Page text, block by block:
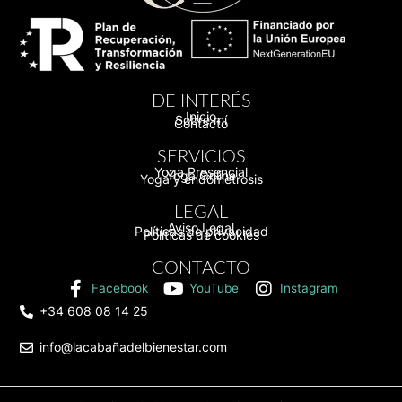
DE INTERÉS
Inicio
Sobre mí
Contacto
SERVICIOS
Yoga Presencial
Yoga Online
Yoga y endometrosis
LEGAL
Aviso Legal
Políticas de privacidad
Políticas de cookies
CONTACTO
Facebook YouTube Instagram
+34 608 08 14 25
info@lacabañadelbienestar.com